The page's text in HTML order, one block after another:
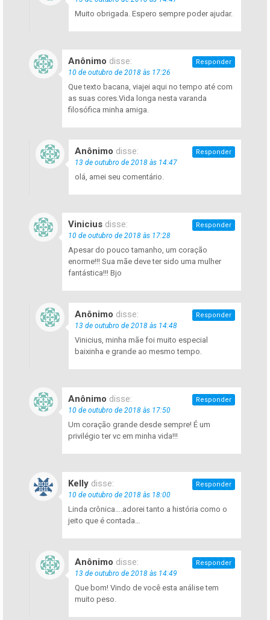
Muito obrigada. Espero sempre poder ajudar.
Anônimo disse:
10 de outubro de 2018 às 17:26
Que texto bacana, viajei aqui no tempo até com
as suas cores.Vida longa nesta varanda
filosófica minha amiga.
Responder
Anônimo disse:
13 de outubro de 2018 às 14:47
olá, amei seu comentário.
Responder
Vinicius disse:
10 de outubro de 2018 às 17:28
Apesar do pouco tamanho, um coração
enorme!!! Sua mãe deve ter sido uma mulher
fantástica!!! Bjo
Responder
Anônimo disse:
13 de outubro de 2018 às 14:48
Vinicius, minha mãe foi muito especial
baixinha e grande ao mesmo tempo.
Responder
Anônimo disse:
10 de outubro de 2018 às 17:50
Um coração grande desde sempre! É um
privilégio ter vc em minha vida!!!
Responder
Kelly disse:
10 de outubro de 2018 às 18:00
Linda crônica….adorei tanto a história como o
jeito que é contada…
Responder
Anônimo disse:
13 de outubro de 2018 às 14:49
Que bom! Vindo de você esta análise tem
muito peso.
Responder